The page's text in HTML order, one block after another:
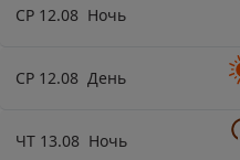
СР 12.08 Ночь
СР 12.08 День
ЧТ 13.08 Ночь